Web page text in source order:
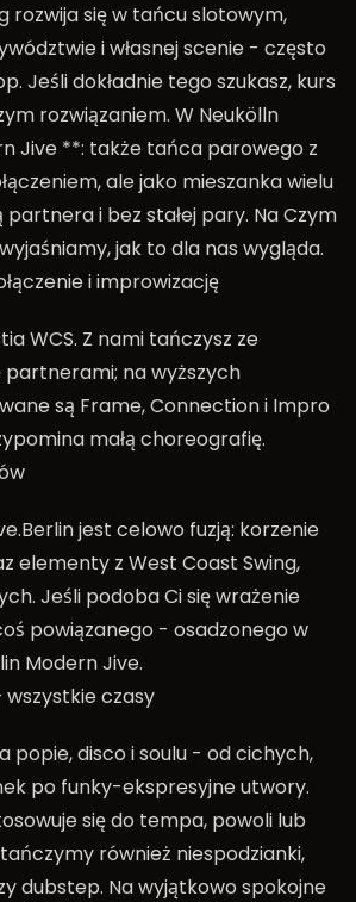
rozwija się w tańcu slotowym,
i własnej scenie - często
Jeśli dokładnie tego szukasz, kurs
rozwiązaniem. W Neukölln
Jive **: także tańca parowego z
ale jako mieszanka wielu
partnera i bez stałej pary. NaCzym
wyjaśniamy, jak to dla nas wygląda.
i improwizację
WCS. Z nami tańczysz ze
partnerami; na wyższych
są Frame, Connection i Impro
małą choreografię.
jest celowo fuzją: korzenie
elementy z West Coast Swing,
Jeśli podoba Ci się wrażenie
powiązanego - osadzonego w
Modern Jive.
wszystkie czasy
popie, disco i soulu - od cichych,
po funky-ekspresyjne utwory.
się do tempa, powoli lub
również niespodzianki,
dubstep. Na wyjątkowo spokojne